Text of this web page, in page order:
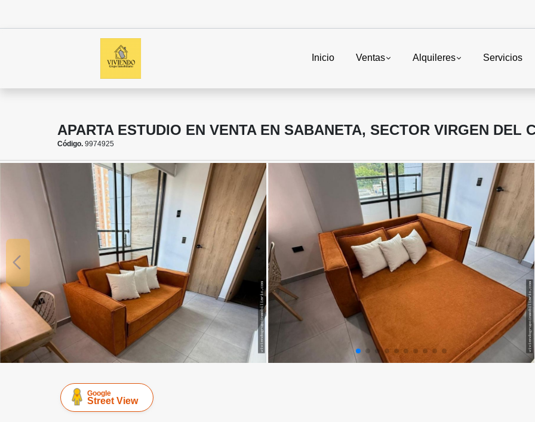
Inicio Ventas Alquileres Servicios
APARTA ESTUDIO EN VENTA EN SABANETA, SECTOR VIRGEN DEL
Código. 9974925
Google
Street View